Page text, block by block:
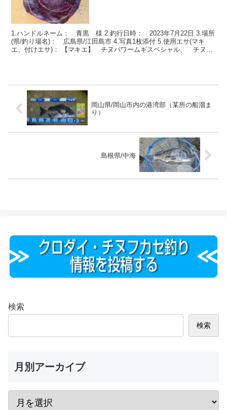
1.ハンドルネーム： 青黒 様 2.釣行日時： 2023年7月22日 3.場所
(県/釣り場名)： 広島県/江田島市 4.写真1枚添付 5.使用エサ(マキ
エ、付けエサ)： 【マキエ】 チヌパワームギスペシャル、 チヌグ
岡山県/岡山市内の港湾部（某所の船溜ま
り）
島根県/中海
検索
検索
月別アーカイブ